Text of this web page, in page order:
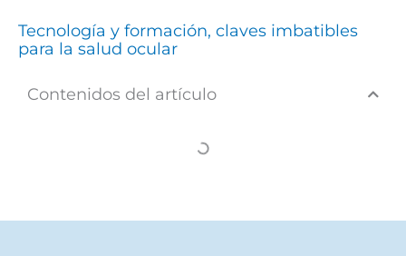
Tecnología y formación, claves imbatibles
para la salud ocular
Contenidos del artículo